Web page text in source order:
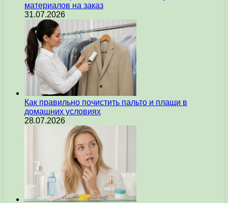
материалов на заказ
31.07.2026
Как правильно почистить пальто и плащи в
домашних условиях
28.07.2026